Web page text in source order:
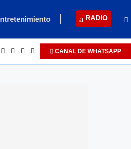
RADIO
CANAL DE WHATSAPP